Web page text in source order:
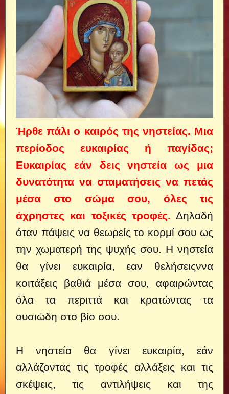
Ήρθε πάλι ο καιρός της νηστείας. Μια
περίοδος ευκαιρίας ή παγίδας;
Ευκαιρίας εάν δεις νηστεία ως μια
δυνατότητα να σταματήσεις να πετάς
μέσα στο σώμα σου, όλες τις
άχρηστες και τοξικές τροφές. Δηλαδή
όταν πάψεις να θεωρείς το κορμί σου ως
την χωματερή της ψυχής σου. Η νηστεία
θα γίνει ευκαιρία, εαν θελήσειςννα
κοιτάξεις βαθιά μέσα σου, αφαιρώντας
όλα τα περιττά και κρατώντας τα
ουσιώδη στο βίο σου.
Η νηστεία θα γίνει ευκαιρία, εάν
αλλάζοντας τις τροφές αλλάξεις και τις
σκέψεις, τις αντιλήψεις και της